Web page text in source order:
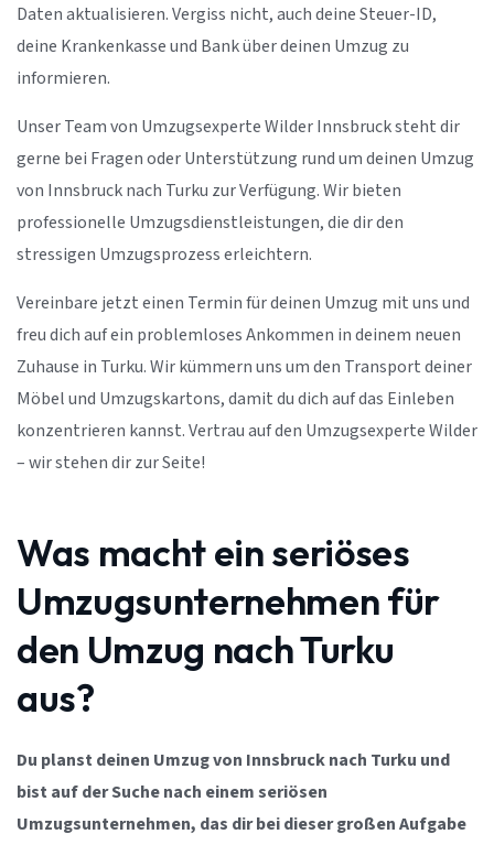
Daten aktualisieren. Vergiss nicht, auch deine Steuer-ID,
deine Krankenkasse und Bank über deinen Umzug zu
informieren.
Unser Team von Umzugsexperte Wilder Innsbruck steht dir
gerne bei Fragen oder Unterstützung rund um deinen Umzug
von Innsbruck nach Turku zur Verfügung. Wir bieten
professionelle Umzugsdienstleistungen, die dir den
stressigen Umzugsprozess erleichtern.
Vereinbare jetzt einen Termin für deinen Umzug mit uns und
freu dich auf ein problemloses Ankommen in deinem neuen
Zuhause in Turku. Wir kümmern uns um den Transport deiner
Möbel und Umzugskartons, damit du dich auf das Einleben
konzentrieren kannst. Vertrau auf den Umzugsexperte Wilder
– wir stehen dir zur Seite!
Was macht ein seriöses
Umzugsunternehmen für
den Umzug nach Turku
aus?
Du planst deinen Umzug von Innsbruck nach Turku und
bist auf der Suche nach einem seriösen
Umzugsunternehmen, das dir bei dieser großen Aufgabe